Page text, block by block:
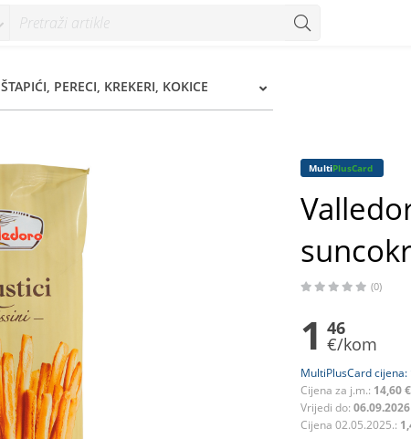
ŠTAPIĆI, PERECI, KREKERI, KOKICE
MultiPlusCard
(0)
1 46
€/kom
MultiPlusCard cijena:
Cijena za j.m.: 14,60
Vrijedi do: 06.09.2026
Cijena 02.05.2025.: